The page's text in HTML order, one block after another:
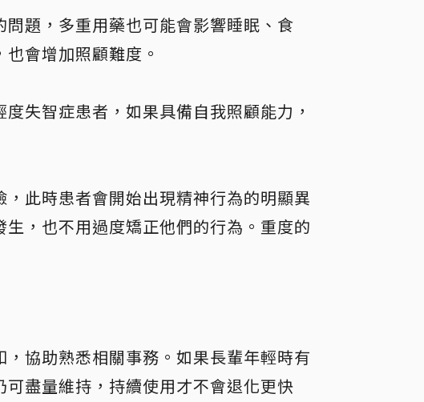
題，多重用藥也可能會影響睡眠、食
會增加照顧難度。
失智症患者，如果具備自我照顧能力，
此時患者會開始出現精神行為的明顯異
，也不用過度矯正他們的行為。重度的
協助熟悉相關事務。如果長輩年輕時有
盡量維持，持續使用才不會退化更快